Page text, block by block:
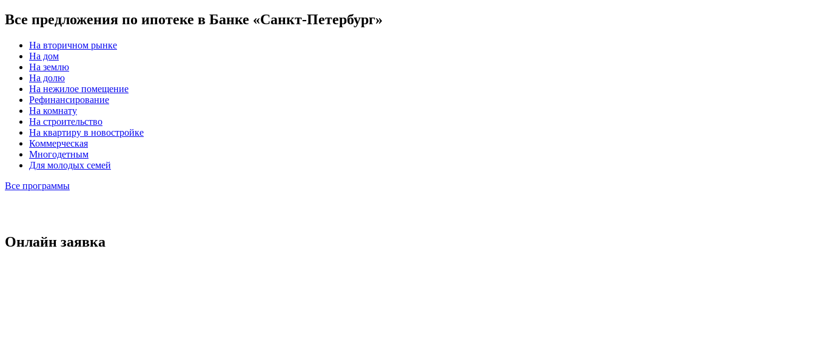
Все предложения по ипотеке в Банке «Санкт-Петербург»
На вторичном рынке
На дом
На землю
На долю
На нежилое помещение
Рефинансирование
На комнату
На строительство
На квартиру в новостройке
Коммерческая
Многодетным
Для молодых семей
Все программы
Онлайн заявка